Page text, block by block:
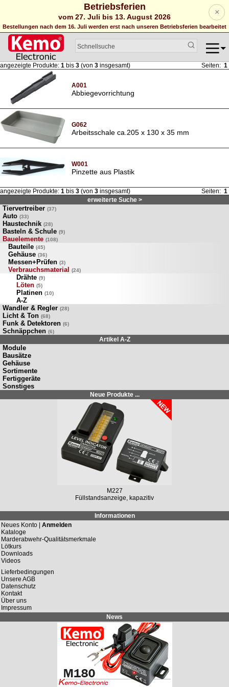
Betriebsferien
vom 27. Juli bis 13. August 2026
Bestellungen nach dem 16. Juli werden erst nach unseren Betriebsferien bearbeitet
×
angezeigte Produkte: 1 bis 3 (von 3 insgesamt) Seiten: 1
A001
Abbiegevorrichtung
G062
Arbeitsschale ca.205 x 130 x 35 mm
W001
Pinzette aus Plastik
angezeigte Produkte: 1 bis 3 (von 3 insgesamt) Seiten: 1
erweiterte Suche >
Tiervertreiber (37)
Auto (33)
Haustechnik (28)
Basteln & Schule (9)
Bauelemente (108)
Bauteile (45)
Gehäuse (36)
Messen+Prüfen (3)
Verbrauchsmaterial (24)
Drähte (9)
Löten (5)
Platinen (10)
A-Z
Wandler & Regler (28)
Licht & Ton (68)
Funk & Detektoren (6)
Schnäppchen (6)
Artikel A-Z
Module
Bausätze
Gehäuse
Sortimente
Fertiggeräte
Sonstiges
Neue Produkte ...
M227
Füllstandsanzeige, kapazitiv
Informationen
Neues Konto | Anmelden
Kataloge
Marderabwehr-Qualitätsmerkmale
Lötkurs
Downloads
Videos
Lieferbedingungen
Unsere AGB
Datenschutz
Kontakt
Über uns
Impressum
News